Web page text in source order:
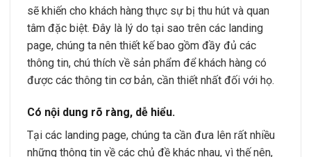
sẽ khiến cho khách hàng thực sự bị thu hút và quan
tâm đặc biệt. Đây là lý do tại sao trên các landing
page, chúng ta nên thiết kế bao gồm đầy đủ các
thông tin, chú thích về sản phẩm để khách hàng có
được các thông tin cơ bản, cần thiết nhất đối với họ.
Có nội dung rõ ràng, dễ hiểu.
Tại các landing page, chúng ta cần đưa lên rất nhiều
những thông tin về các chủ đề khác nhau, vì thế nên,